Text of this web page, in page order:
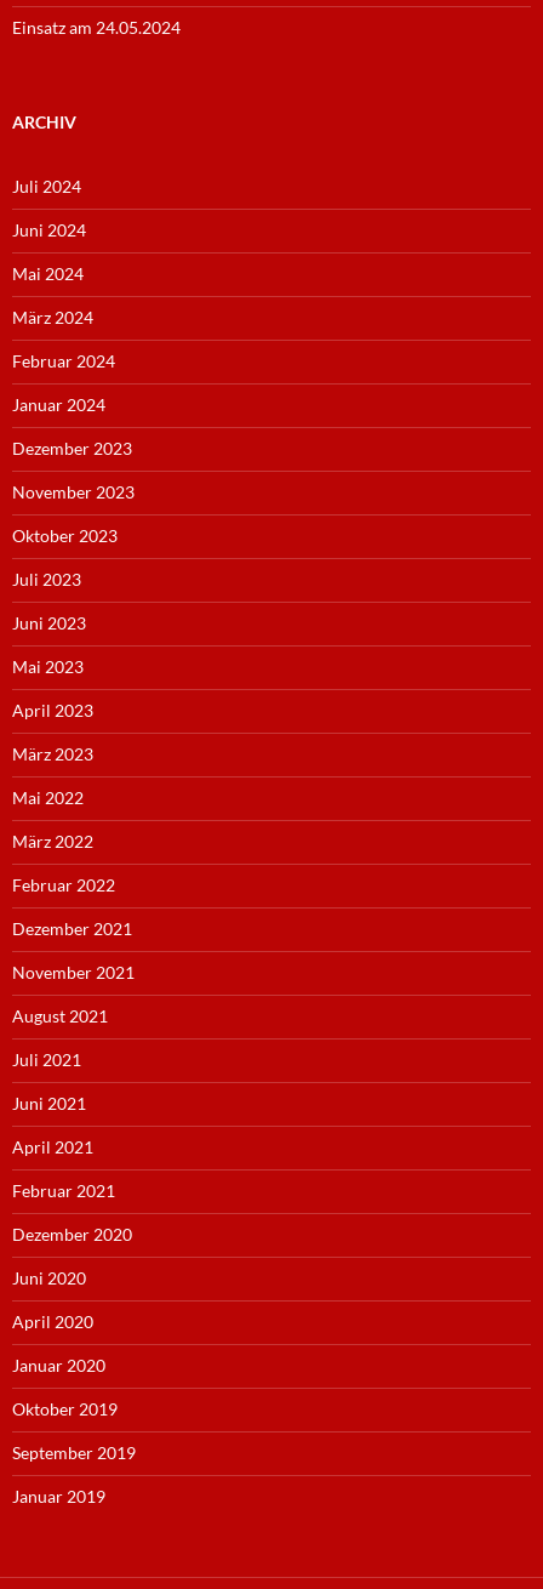
Einsatz am 24.05.2024
ARCHIV
Juli 2024
Juni 2024
Mai 2024
März 2024
Februar 2024
Januar 2024
Dezember 2023
November 2023
Oktober 2023
Juli 2023
Juni 2023
Mai 2023
April 2023
März 2023
Mai 2022
März 2022
Februar 2022
Dezember 2021
November 2021
August 2021
Juli 2021
Juni 2021
April 2021
Februar 2021
Dezember 2020
Juni 2020
April 2020
Januar 2020
Oktober 2019
September 2019
Januar 2019